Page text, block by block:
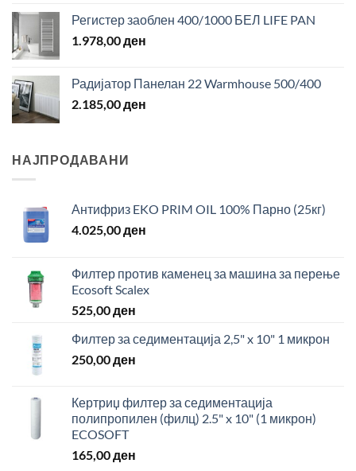
Регистер заоблен 400/1000 БЕЛ LIFE PAN
1.978,00ден
Радијатор Панелан 22 Warmhouse 500/400
2.185,00ден
НАЈПРОДАВАНИ
Антифриз EKO PRIM OIL 100% Парно (25кг)
4.025,00 ден
Филтер против каменец за машина за перење
Ecosoft Scalex
525,00 ден
Филтер за седиментација 2,5" x 10" 1 микрон
250,00 ден
Кертриџ филтер за седиментација
полипропилен (филц) 2.5" x 10" (1 микрон)
ECOSOFT
165,00 ден